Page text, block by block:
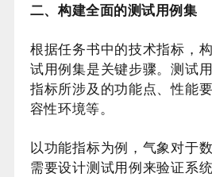
二、构建全面的测试用例集
根据任务书中的技术指标，
试用例集是关键步骤。测试
指标所涉及的功能点、性能
容性环境等。
以功能指标为例，气象对于
需要设计测试用例来验证系